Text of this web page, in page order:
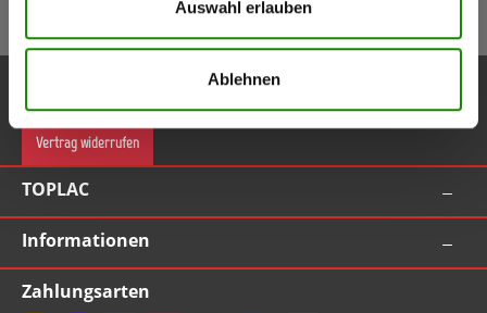
Auswahl erlauben
Ablehnen
Gutschein bei Anmeldung (ab Bestellwert 55,00 EUR inkl. MwSt.)
Vertrag widerrufen
TOPLAC
Informationen
Zahlungsarten